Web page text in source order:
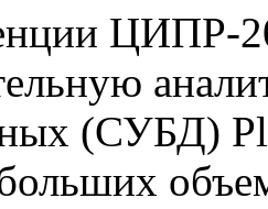
ЦИПР-
(СУБД)